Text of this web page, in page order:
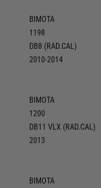
BIMOTA
1198
DB8 (RAD.CAL)
2010-2014
BIMOTA
1200
DB11 VLX (RAD.CAL)
2013
BIMOTA